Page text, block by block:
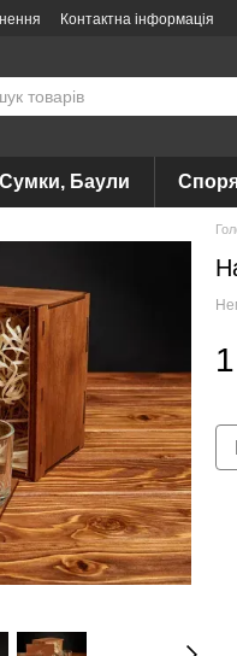
Контактна інформація
Баули